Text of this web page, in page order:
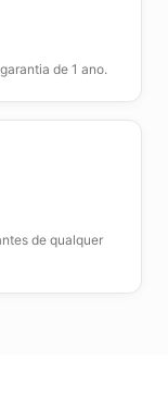
de 1 ano.
de qualquer